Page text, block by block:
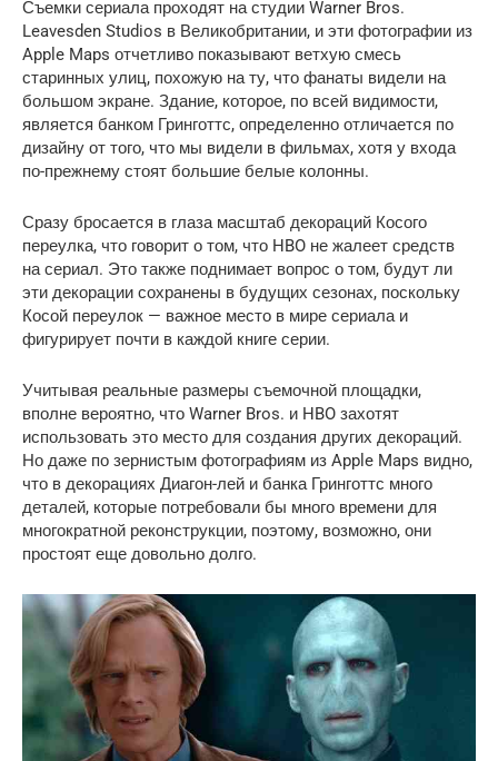
Съемки сериала проходят на студии Warner Bros.
Leavesden Studios в Великобритании, и эти фотографии из
Apple Maps отчетливо показывают ветхую смесь
старинных улиц, похожую на ту, что фанаты видели на
большом экране. Здание, которое, по всей видимости,
является банком Гринготтс, определенно отличается по
дизайну от того, что мы видели в фильмах, хотя у входа
по-прежнему стоят большие белые колонны.
Сразу бросается в глаза масштаб декораций Косого
переулка, что говорит о том, что HBO не жалеет средств
на сериал. Это также поднимает вопрос о том, будут ли
эти декорации сохранены в будущих сезонах, поскольку
Косой переулок — важное место в мире сериала и
фигурирует почти в каждой книге серии.
Учитывая реальные размеры съемочной площадки,
вполне вероятно, что Warner Bros. и HBO захотят
использовать это место для создания других декораций.
Но даже по зернистым фотографиям из Apple Maps видно,
что в декорациях Диагон-лей и банка Гринготтс много
деталей, которые потребовали бы много времени для
многократной реконструкции, поэтому, возможно, они
простоят еще довольно долго.